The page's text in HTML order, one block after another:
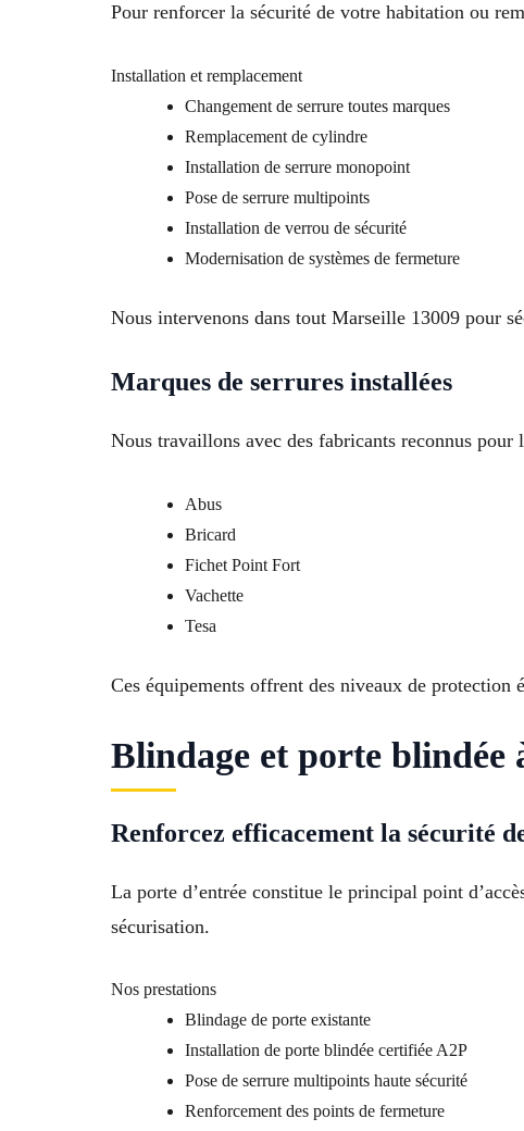
Pour renforcer la sécurité de votre habitation ou
Installation et remplacement
Changement de serrure toutes marques
Remplacement de cylindre
Installation de serrure monopoint
Pose de serrure multipoints
Installation de verrou de sécurité
Modernisation de systèmes de fermeture
Nous intervenons dans tout Marseille 13009 pour
Marques de serrures installées
Nous travaillons avec des fabricants reconnus
Abus
Bricard
Fichet Point Fort
Vachette
Tesa
Ces équipements offrent des niveaux de protection
Blindage et porte blindée
Renforcez efficacement la sécurité
La porte d’entrée constitue le principal point
sécurisation.
Nos prestations
Blindage de porte existante
Installation de porte blindée certifiée A2P
Pose de serrure multipoints haute sécurité
Renforcement des points de fermeture